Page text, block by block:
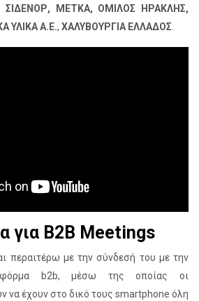
ΣΙΔΕΝΟΡ, ΜΕΤΚΑ, ΟΜΙΛΟΣ ΗΡΑΚΛΗΣ,
ΥΛΙΚΑΑ.Ε., ΧΑΛΥΒΟΥΡΓΙΑ ΕΛΛΑΔΟΣ
για B2B Meetings
περαιτέρω με την σύνδεσή του με την
b2b, μέσω της οποίας οι
να έχουν στο δικό τους smartphone όλη